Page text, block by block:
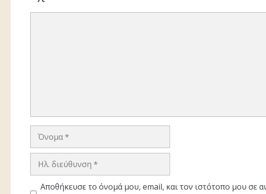
Όνομα
Ηλ.
Αποθήκευσε το όνομά μου, email, και τον ιστότοπο μου σε